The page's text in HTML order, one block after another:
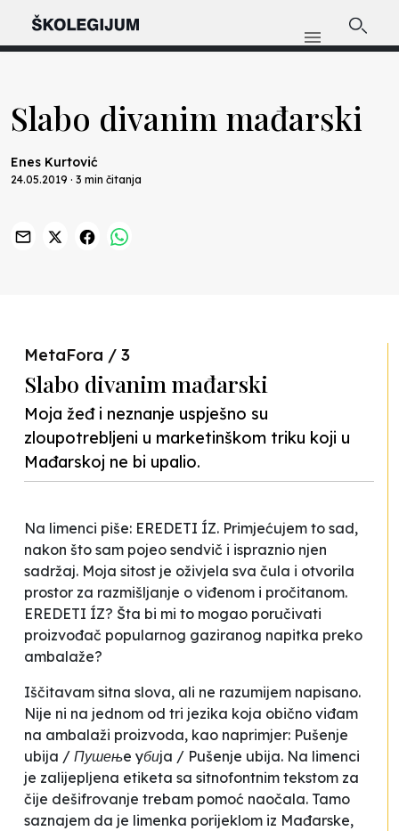
Slabo divanim mađarski
Enes Kurtović
24.05.2019 · 3 min čitanja
MetaFora / 3
Slabo divanim mađarski
Moja žeđ i neznanje uspješno su
zloupotrebljeni u marketinškom triku koji u
Mađarskoj ne bi upalio.
Na limenci piše: EREDETI ÍZ. Primjećujem to sad,
nakon što sam pojeo sendvič i ispraznio njen
sadržaj. Moja sitost je oživjela sva čula i otvorila
prostor za razmišljanje o viđenom i pročitanom.
EREDETI ÍZ? Šta bi mi to mogao poručivati
proizvođač popularnog gaziranog napitka preko
ambalaže?
Iščitavam sitna slova, ali ne razumijem napisano.
Nije ni na jednom od tri jezika koja obično viđam
na ambalaži proizvoda, kao naprimjer: Pušenje
ubija / Пушењe yбиja / Pušenje ubija. Na limenci
je zalijepljena etiketa sa sitnofontnim tekstom za
čije dešifrovanje trebam pomoć naočala. Tamo
saznajem da je limenka porijeklom iz Mađarske,